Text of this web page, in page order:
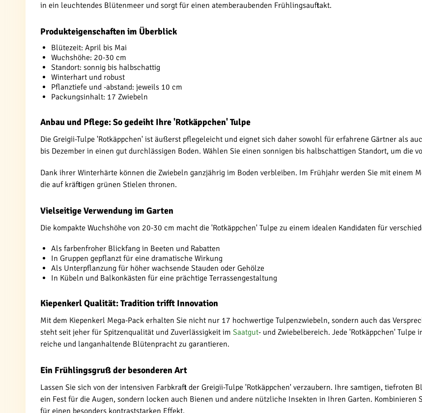
in ein leuchtendes Blütenmeer und sorgt für einen atemberaubenden Frühlingsauftakt.
Produkteigenschaften im Überblick
Blütezeit: April bis Mai
Wuchshöhe: 20-30 cm
Standort: sonnig bis halbschattig
Winterhart und robust
Pflanztiefe und -abstand: jeweils 10 cm
Packungsinhalt: 17 Zwiebeln
Anbau und Pflege: So gedeiht Ihre 'Rotkäppchen' Tulpe
Die Greigii-Tulpe 'Rotkäppchen' ist äußerst pflegeleicht und eignet sich daher sowohl für erfahrene Gärtner als
bis Dezember in einen gut durchlässigen Boden. Wählen Sie einen sonnigen bis halbschattigen Standort, um die
Dank ihrer Winterhärte können die Zwiebeln ganzjährig im Boden verbleiben. Im Frühjahr werden Sie mit einem
die auf kräftigen grünen Stielen thronen.
Vielseitige Verwendung im Garten
Die kompakte Wuchshöhe von 20-30 cm macht die 'Rotkäppchen' Tulpe zu einem idealen Kandidaten für
Als farbenfroher Blickfang in Beeten und Rabatten
In Gruppen gepflanzt für eine dramatische Wirkung
Als Unterpflanzung für höher wachsende Stauden oder Gehölze
In Kübeln und Balkonkästen für eine prächtige Terrassengestaltung
Kiepenkerl Qualität: Tradition trifft Innovation
Mit dem Kiepenkerl Mega-Pack erhalten Sie nicht nur 17 hochwertige Tulpenzwiebeln, sondern auch das
steht seit jeher für Spitzenqualität und Zuverlässigkeit im Saatgut- und Zwiebelbereich. Jede 'Rotkäppchen'
reiche und langanhaltende Blütenpracht zu garantieren.
Ein Frühlingsgruß der besonderen Art
Lassen Sie sich von der intensiven Farbkraft der Greigii-Tulpe 'Rotkäppchen' verzaubern. Ihre samtigen,
ein Fest für die Augen, sondern locken auch Bienen und andere nützliche Insekten in Ihren Garten. Kombinieren
für einen besonders kontraststarken Effekt.